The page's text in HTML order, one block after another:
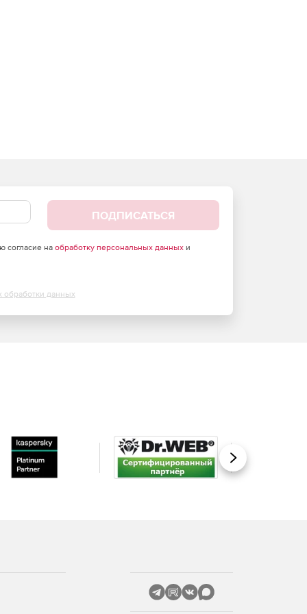
ПОДПИСАТЬСЯ
согласие на обработку персональных данныхи
обработки данных
Вперед